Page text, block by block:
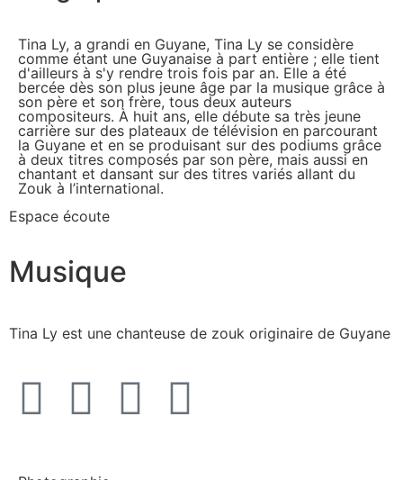
Tina Ly, a grandi en Guyane, Tina Ly se considère
comme étant une Guyanaise à part entière ; elle tient
d'ailleurs à s'y rendre trois fois par an. Elle a été
bercée dès son plus jeune âge par la musique grâce à
son père et son frère, tous deux auteurs
compositeurs. À huit ans, elle débute sa très jeune
carrière sur des plateaux de télévision en parcourant
la Guyane et en se produisant sur des podiums grâce
à deux titres composés par son père, mais aussi en
chantant et dansant sur des titres variés allant du
Zouk à l’international.
Espace écoute
Musique
Tina Ly est une chanteuse de zouk originaire de Guyane